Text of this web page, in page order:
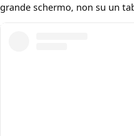
grande schermo, non su un